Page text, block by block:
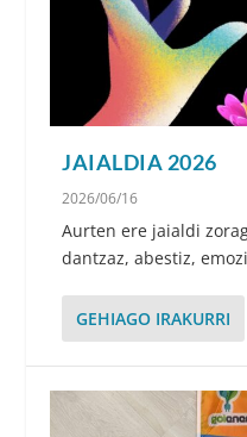
JAIALDIA 2026
2026/06/16
Aurten ere jaialdi
dantzaz, abestiz,
GEHIAGO IRAKURRI